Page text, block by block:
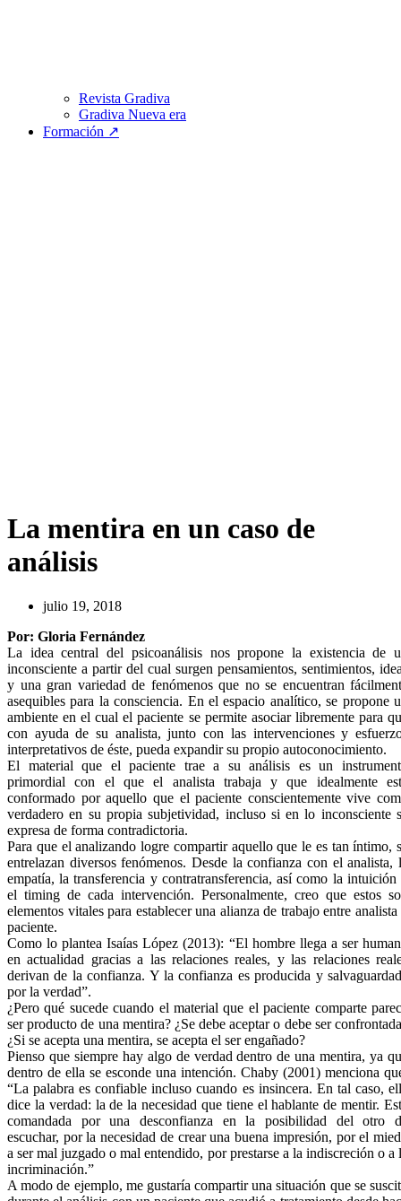
Revista Gradiva
Gradiva Nueva era
Formación ↗︎
La mentira en un caso de
análisis
julio 19, 2018
Por: Gloria Fernández
La idea central del psicoanálisis nos propone la existencia de
inconsciente a partir del cual surgen pensamientos, sentimientos,
y una gran variedad de fenómenos que no se encuentran
asequibles para la consciencia. En el espacio analítico, se propone
ambiente en el cual el paciente se permite asociar libremente para
con ayuda de su analista, junto con las intervenciones y
interpretativos de éste, pueda expandir su propio autoconocimiento.
El material que el paciente trae a su análisis es un
primordial con el que el analista trabaja y que idealmente
conformado por aquello que el paciente conscientemente vive
verdadero en su propia subjetividad, incluso si en lo inconsciente
expresa de forma contradictoria.
Para que el analizando logre compartir aquello que le es tan íntimo,
entrelazan diversos fenómenos. Desde la confianza con el analista,
empatía, la transferencia y contratransferencia, así como la intuición
el timing de cada intervención. Personalmente, creo que estos
elementos vitales para establecer una alianza de trabajo entre analista
paciente.
Como lo plantea Isaías López (2013): “El hombre llega a ser
en actualidad gracias a las relaciones reales, y las relaciones
derivan de la confianza. Y la confianza es producida y
por la verdad”.
¿Pero qué sucede cuando el material que el paciente comparte
ser producto de una mentira? ¿Se debe aceptar o debe ser
¿Si se acepta una mentira, se acepta el ser engañado?
Pienso que siempre hay algo de verdad dentro de una mentira, ya
dentro de ella se esconde una intención. Chaby (2001) menciona
“La palabra es confiable incluso cuando es insincera. En tal caso,
dice la verdad: la de la necesidad que tiene el hablante de mentir.
comandada por una desconfianza en la posibilidad del otro
escuchar, por la necesidad de crear una buena impresión, por el
a ser mal juzgado o mal entendido, por prestarse a la indiscreción o a
incriminación.”
A modo de ejemplo, me gustaría compartir una situación que se